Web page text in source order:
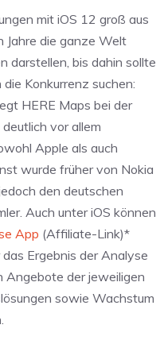
mit iOS 12 groß aus
Jahre die ganze Welt
darstellen, bis dahin sollte
Konkurrenz suchen:
HERE Maps bei der
vor allem
Apple als auch
wurde früher von Nokia
den deutschen
Auch unter iOS können
App (Affiliate-Link)*
Ergebnis der Analyse
Angebote der jeweiligen
sowie Wachstum